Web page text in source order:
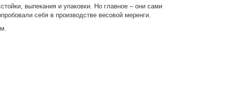
выпекания и упаковки. Но главное – они сами
себя в производстве весовой меренги.